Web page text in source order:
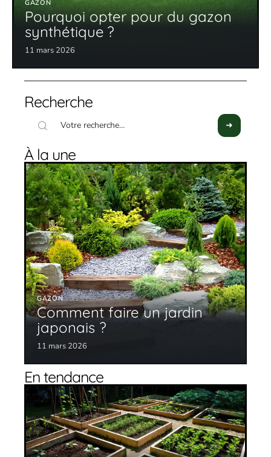
GAZON
Pourquoi opter pour du gazon
synthétique ?
11 mars 2026
Recherche
À la une
GAZON
Comment faire un jardin
japonais ?
11 mars 2026
En tendance